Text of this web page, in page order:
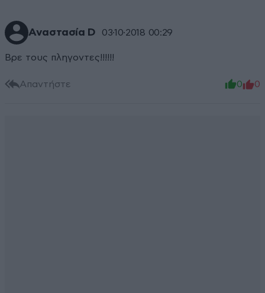
Αναστασία D 03·10·2018 00:29
Βρε τους πληγοντες!!!!!!
Απαντήστε 0 0